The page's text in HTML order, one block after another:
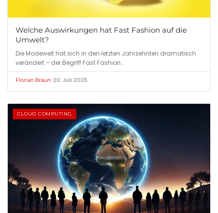
Welche Auswirkungen hat Fast Fashion auf die
Umwelt?
Die Modewelt hat sich in den letzten Jahrzehnten dramatisch
verändert – der Begriff Fast Fashion…
Florian Braun•20. Juli 2025
CLOUD COMPUTING